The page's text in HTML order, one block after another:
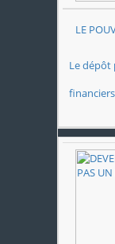
LE
Le dépôt